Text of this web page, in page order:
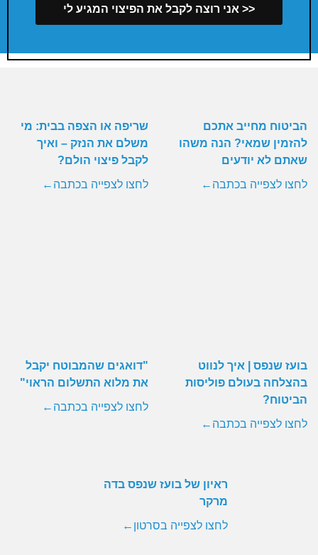
הביטוח מחייב אתכם
להזמין שמאי? הנה משהו
שאתם לא יודעים
לחצו לצפייה בכתבה←
שריפה או הצפה בבית: מי
משלם את הנזק – ואיך
לקבל פיצוי הולם?
לחצו לצפייה בכתבה←
בועז שנפס | איך לנווט
בהצלחה בעולם פוליסות
הביטוח?
לחצו לצפייה בכתבה ←
"דואגים שהמבוטח יקבל
את מלוא התשלום הראוי"
לחצו לצפייה בכתבה ←
ראיון של בועז שנפס בדה
מרקר
לחצו לצפייה בסרטון ←